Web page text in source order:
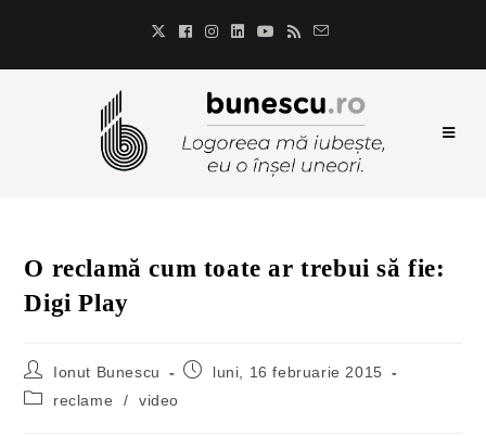
O reclamă cum toate ar trebui să fie:
Digi Play
Ionut Bunescu
luni, 16 februarie 2015
reclame
/ video